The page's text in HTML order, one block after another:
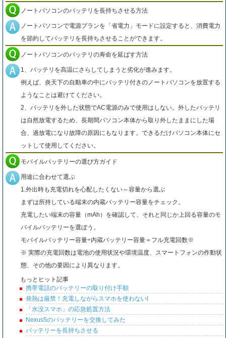
ノートパソコンのバッテリを長持ちさせる方法
ノートパソコンで電源プランを「省電力」モードに設定すると、消費電力
を節約してバッテリを長持ちさせることができます。
ノートパソコンのバッテリの寿命を延ばす方法
1、バッテリを高温にさらしてしまうと劣化が進みます。
例えば、炎天下の自動車の中にバッテリ付きのノートパソコンを放置する
ようなことは避けてください。
2、バッテリを外した状態でAC電源のみで使用はしない。外したバッテリ
は自然放電するため、長期間パソコン本体から取り外したままにした場
合、過放電になり故障の原因にもなります。できるだけパソコン本体にセ
ットして使用してください。
モバイルバッテリーの選び方ガイド
用途に合わせて選ぶ
1.外出時も充電切れを心配したくない～容量から選ぶ
まずは所持している端末の内蔵バッテリー容量をチェック。
充電したい端末の容量（mAh）を確認して、それと同じか上回る容量のモ
バイルバッテリーを選ぼう。
モバイルバッテリー容量÷内蔵バッテリー容量＝フル充電回数※
※ 実際の充電回数は電池の使用状況や環境温度、スマートフォンの作動状
態、その他の要因により異なります。
もっとヒット記事
携帯電話のバッテリーの取り付け手順
発熱は厳禁！充電しながらスマホを使わないl
「水没スマホ」の応急処置方法
Nexus5のバッテリーを交換してみた
バッテリーを長持ちさせる